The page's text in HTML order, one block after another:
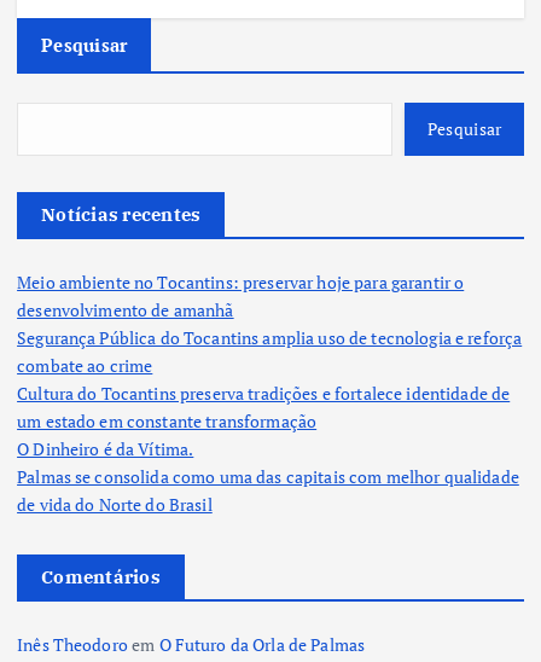
Pesquisar
Pesquisar
Notícias recentes
Meio ambiente no Tocantins: preservar hoje para garantir o
desenvolvimento de amanhã
Segurança Pública do Tocantins amplia uso de tecnologia e reforça
combate ao crime
Cultura do Tocantins preserva tradições e fortalece identidade de
um estado em constante transformação
O Dinheiro é da Vítima.
Palmas se consolida como uma das capitais com melhor qualidade
de vida do Norte do Brasil
Comentários
Inês Theodoroem O Futuro da Orla de Palmas